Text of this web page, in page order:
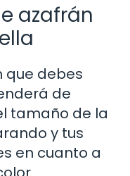
azafrán
que debes
de
tamaño de la
y tus
en cuanto a